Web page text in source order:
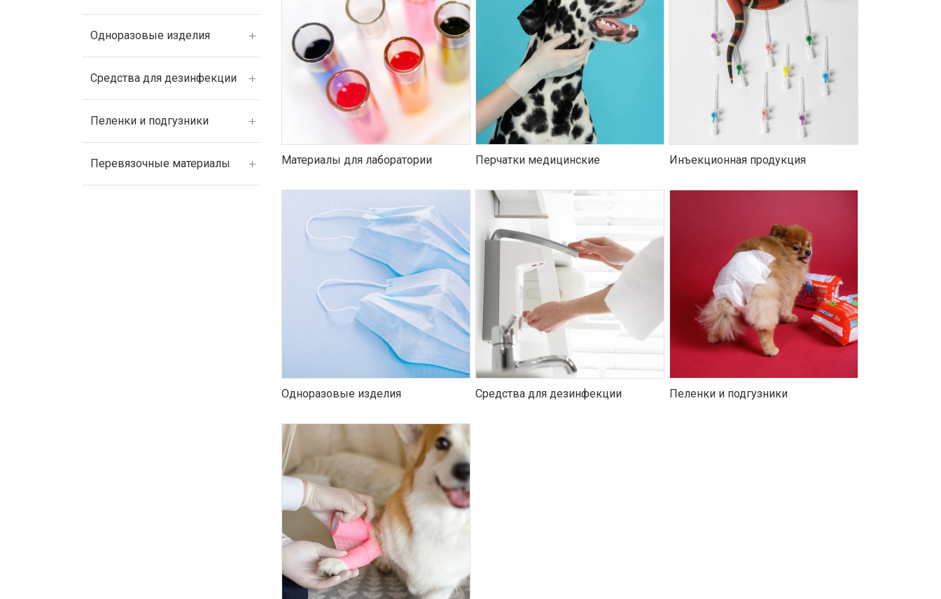
Одноразовые изделия
Средства для дезинфекции
Пеленки и подгузники
Перевязочные материалы Материалы для лаборатории Перчатки медицинские Инъекционная продукция
Одноразовые изделия Средства для дезинфекции Пеленки и подгузники